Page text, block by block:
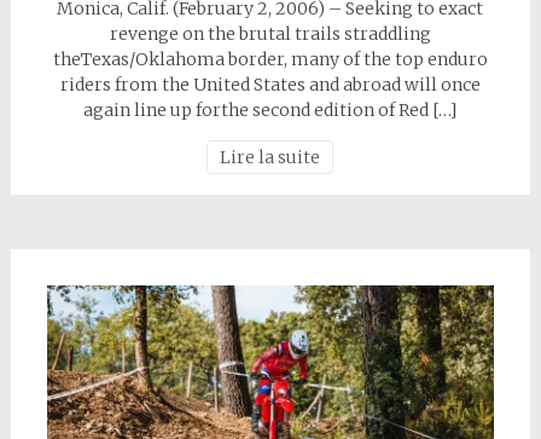
Monica, Calif. (February 2, 2006) – Seeking to exact
revenge on the brutal trails straddling
theTexas/Oklahoma border, many of the top enduro
riders from the United States and abroad will once
again line up forthe second edition of Red […]
Lire la suite